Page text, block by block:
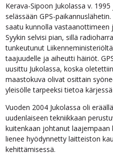
Kerava-Sipoon Jukolassa v.
selässään GPS-
saatu kunnolla
Syykin selvisi pian, sillä
tunkeutunut
taajuudelle ja aiheutti häiriöt.
uusittu Jukolassa, koska
maastokuva olivat osittain
yleisölle tarpeeksi tietoa
Vuoden 2004 Jukolassa oli
uudenlaiseen tekniikkaan
kuitenkaan johtanut laajempaan
lienee hyödynnetty laitteiston
kehittämisessä.